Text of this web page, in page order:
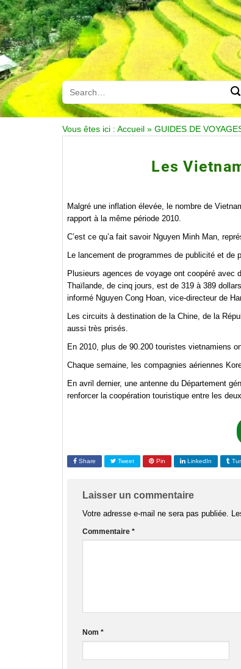
Vous êtes ici : Accueil » GUIDES DE
Les
Malgré une inflation élevée, le nombre de
rapport à la même période 2010.
C’est ce qu’a fait savoir Nguyen Minh Man,
Le lancement de programmes de publicité et
Plusieurs agences de voyage ont coopéré avec
Thaïlande, de cinq jours, est de 319 à 389
informé Nguyen Cong Hoan, vice-directeur de
Les circuits à destination de la Chine, de la
aussi très prisés.
En 2010, plus de 90.200 touristes vietnamiens
Chaque semaine, les compagnies aériennes
En avril dernier, une antenne du Département
renforcer la coopération touristique entre les
Share Tweet Pin LinkedIn
Laisser un commentaire
Votre adresse e-mail ne sera pas publiée.
Commentaire *
Nom *